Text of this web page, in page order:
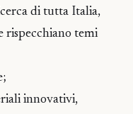
di tutta Italia,
rispecchiano temi
innovativi,